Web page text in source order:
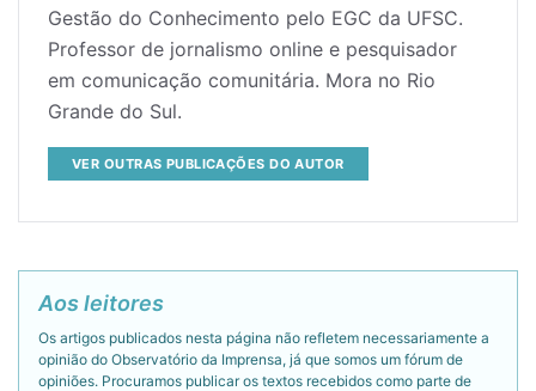
Gestão do Conhecimento pelo EGC da UFSC.
Professor de jornalismo online e pesquisador
em comunicação comunitária. Mora no Rio
Grande do Sul.
VER OUTRAS PUBLICAÇÕES DO AUTOR
Aos leitores
Os artigos publicados nesta página não refletem necessariamente a
opinião do Observatório da Imprensa, já que somos um fórum de
opiniões. Procuramos publicar os textos recebidos como parte de